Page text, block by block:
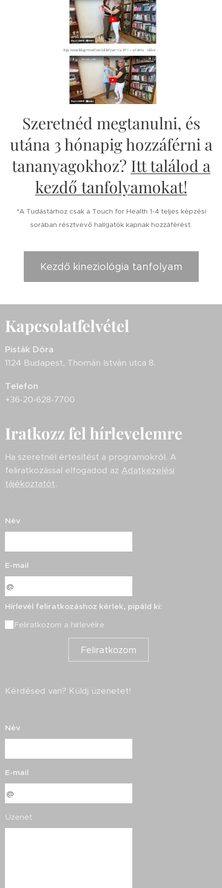
Szeretnéd megtanulni, és
utána 3 hónapig hozzáférni a
tananyagokhoz? Itt találod a
kezdő tanfolyamokat!
*A Tudástárhoz csak a Touch for Health 1-4 teljes képzési
sorában résztvevő hallgatók kapnak hozzáférést.
Kezdő kineziológia tanfolyam
Kapcsolatfelvétel
Pisták Dóra
1124 Budapest, Thomán István utca 8.
Telefon
+36-20-628-7700
Iratkozz fel hírlevelemre
Ha szeretnél értesítést a programokról. A
feliratkozással elfogadod az Adatkezelési
tájékoztatót.
Név
E-mail
Hírlevél feliratkozáshoz kérlek, pipáld ki:
Feliratkozom a hírlevélre
Feliratkozom
Kérdésed van? Küldj üzenetet!
Név
E-mail
Üzenet